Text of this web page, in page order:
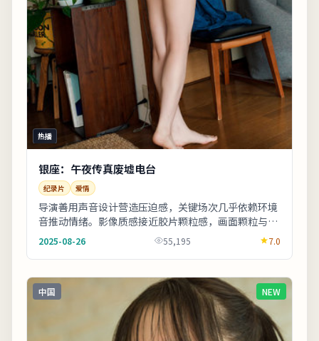
热播
银座：午夜传真废墟电台
纪录片 爱情
导演善用声音设计营造压迫感，关键场次几乎依赖环境
音推动情绪。影像质感接近胶片颗粒感，画面颗粒与雨
景结合氛围出众。适合晚间完整观看，配合大屏与环
绕...
2025-08-26 55,195 7.0
中国 NEW